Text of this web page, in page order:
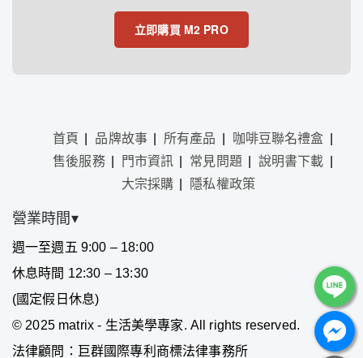
立即購買 M2 PRO
首頁 品牌故事 所有產品
咖啡豆聯名禮盒
售後服務
門市資訊 常見問題
說明書下載
大宗採購
隱私權政策
營業時間▾
週一至週五 9:00 – 18:00
休息時間 12:30 – 13:30
(國定假日休息)
© 2025 matrix - 生活美學專家. All rights reserved.
法律顧問：巨群國際專利商標法律事務所